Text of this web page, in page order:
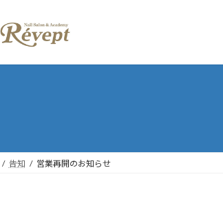
告知 営業再開のお知らせ